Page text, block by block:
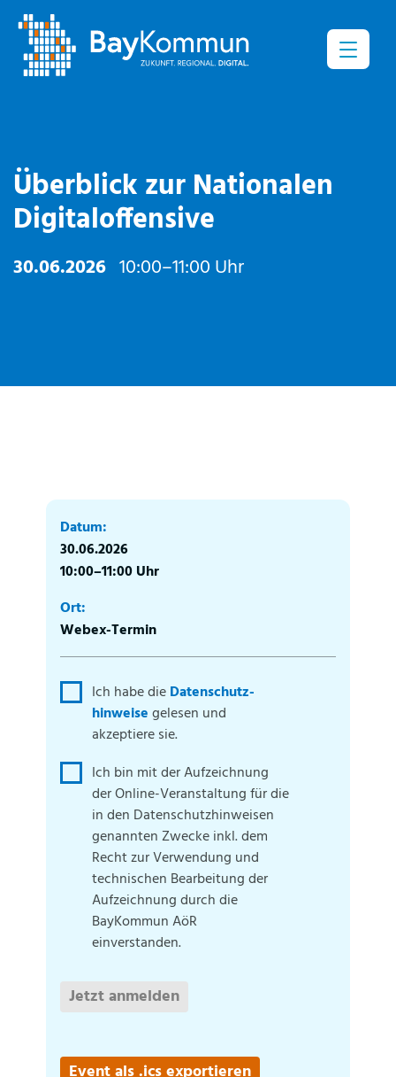
Menü
Überblick zur Nationalen
Digitaloffensive
30.06.2026 10:00–11:00 Uhr
Datum:
30.06.2026
10:00–11:00 Uhr
Ort:
Webex-Termin
Ich habe dieDatenschutz­
hinweisegelesen und
akzeptiere sie.
Ich bin mit der Aufzeichnung
der Online-Veranstaltung für die
in den Daten­schutz­hinweisen
genannten Zwecke inkl. dem
Recht zur Verwendung und
technischen Bearbeitung der
Auf­zeichnung durch die
BayKommun AöR
einverstanden.
Jetzt anmelden